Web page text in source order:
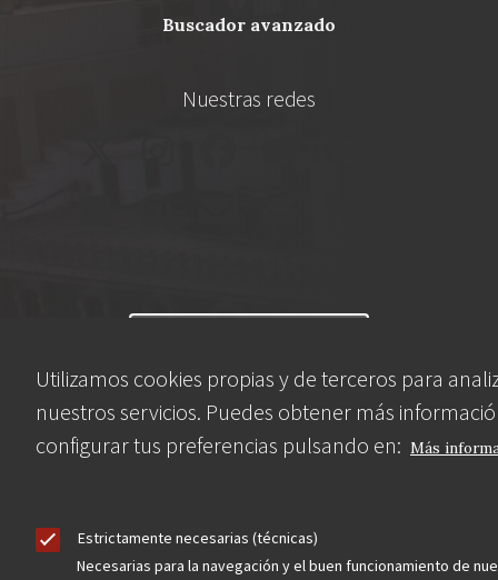
Utilizamos cookies propias y de terceros para
nuestros servicios. Puedes obtener más
configurar tus preferencias pulsando en: Más
Estrictamente necesarias (técnicas)
Necesarias para la navegación y el buen funcionamiento de
buscador avanzado
Nuestras redes
Hazte socio
Aviso Legal Política de privacidad Política de Cookies